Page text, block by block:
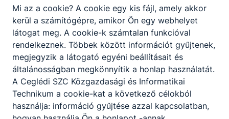
j
e
k
t
c
é
l
j
a
a
Mi az a cookie? A cookie egy kis fájl, amely akkor
kerül a számítógépre, amikor Ön egy webhelyet
látogat meg. A cookie-k számtalan funkcióval
rendelkeznek. Többek között információt gyűjtenek,
megjegyzik a látogató egyéni beállításait és
általánosságban megkönnyítik a honlap használatát.
A Ceglédi SZC Közgazdasági és Informatikai
Technikum a cookie-kat a következő célokból
használja: információ gyűjtése azzal kapcsolatban,